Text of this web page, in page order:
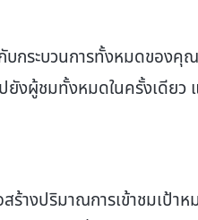
กระบวนการทั้งหมดของคุ
งผู้ชมทั้งหมดในครั้งเดียว
างปริมาณการเข้าชมเป้าห